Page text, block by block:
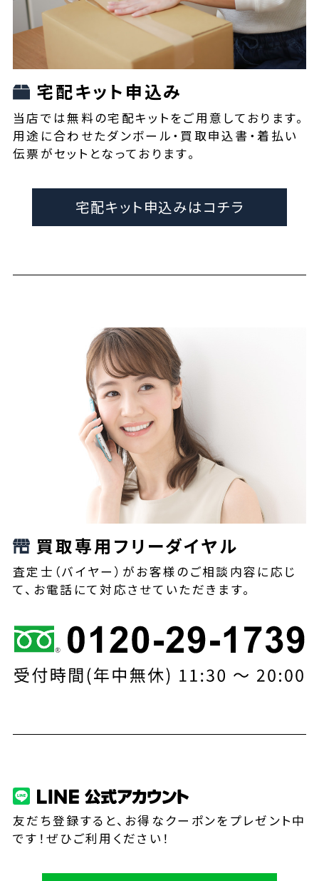
宅配キット申込み
当店では無料の宅配キットをご用意しております。
用途に合わせたダンボール・買取申込書・着払い
伝票がセットとなっております。
宅配キット申込みはコチラ
買取専用フリーダイヤル
査定士（バイヤー）がお客様のご相談内容に応じ
て、お電話にて対応させていただきます。
友だち登録すると、お得なクーポンをプレゼント中
です！ぜひご利用ください！